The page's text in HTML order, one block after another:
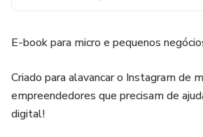
E-book para micro e pequenos
Criado para alavancar o Instagram de
empreendedores que precisam de
digital!